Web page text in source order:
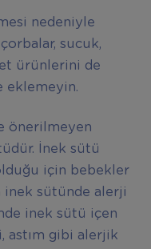
nedeniyle
sucuk,
ürünlerini de
eklemeyin.
önerilmeyen
İnek sütü
için bebekler
inek sütünde alerji
inek sütü içen
astım gibi alerjik